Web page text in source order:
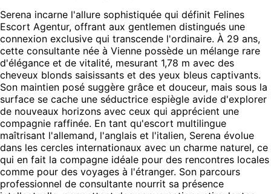
Serena incarne l'allure sophistiquée qui définit Felines
Escort Agentur, offrant aux gentlemen distingués une
connexion exclusive qui transcende l'ordinaire. À 29 ans,
cette consultante née à Vienne possède un mélange rare
d'élégance et de vitalité, mesurant 1,78 m avec des
cheveux blonds saisissants et des yeux bleus captivants.
Son maintien posé suggère grâce et douceur, mais sous la
surface se cache une séductrice espiègle avide d'explorer
de nouveaux horizons avec ceux qui apprécient une
compagnie raffinée. En tant qu'escort multilingue
maîtrisant l'allemand, l'anglais et l'italien, Serena évolue
dans les cercles internationaux avec un charme naturel, ce
qui en fait la compagne idéale pour des rencontres locales
comme pour des voyages à l'étranger. Son parcours
professionnel de consultante nourrit sa présence